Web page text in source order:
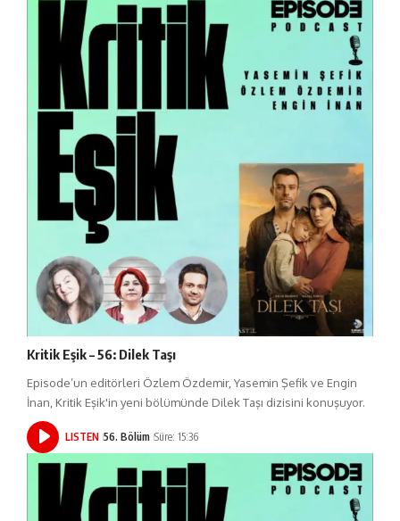
Kritik Eşik – 56: Dilek Taşı
Episode’un editörleri Özlem Özdemir, Yasemin Şefik ve Engin
İnan, Kritik Eşik'in yeni bölümünde Dilek Taşı dizisini konuşuyor.
LISTEN 56. Bölüm Süre: 15:36